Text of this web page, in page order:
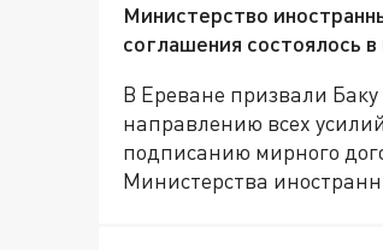
Министерство
соглашения состоялось
В Ереване призвали Баку
направлению всех
подписанию мирного
Министерства